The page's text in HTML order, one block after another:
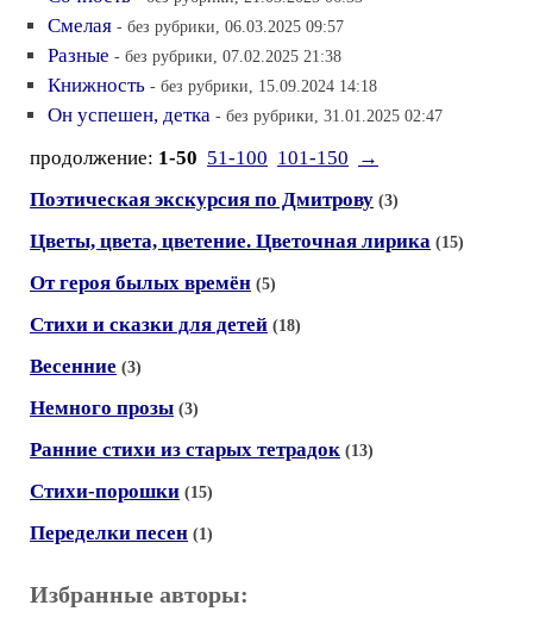
Смелая - без рубрики, 06.03.2025 09:57
Разные - без рубрики, 07.02.2025 21:38
Книжность - без рубрики, 15.09.2024 14:18
Он успешен, детка - без рубрики, 31.01.2025 02:47
продолжение: 1-50 51-100 101-150
→
Поэтическая экскурсия по Дмитрову (3)
Цветы, цвета, цветение. Цветочная лирика (15)
От героя былых времён (5)
Стихи и сказки для детей (18)
Весенние (3)
Немного прозы (3)
Ранние стихи из старых тетрадок (13)
Стихи-порошки (15)
Переделки песен (1)
Избранные авторы: